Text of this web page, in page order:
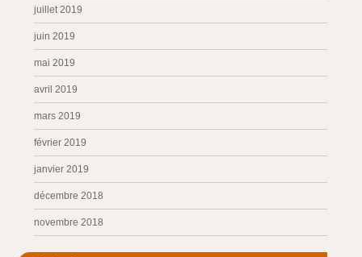
juillet 2019
juin 2019
mai 2019
avril 2019
mars 2019
février 2019
janvier 2019
décembre 2018
novembre 2018